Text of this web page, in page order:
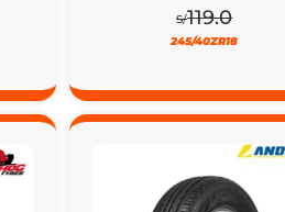
S/119.0
245/40ZR18